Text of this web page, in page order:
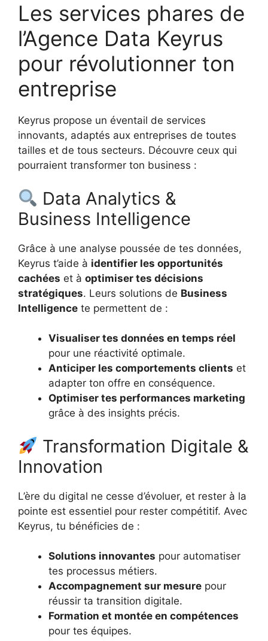
Les services phares de
l’Agence Data Keyrus
pour révolutionner ton
entreprise
Keyrus propose un éventail de services
innovants, adaptés aux entreprises de toutes
tailles et de tous secteurs. Découvre ceux qui
pourraient transformer ton business :
Data Analytics &
Business Intelligence
Grâce à une analyse poussée de tes données,
Keyrus t’aide à identifier les opportunités
cachées et à optimiser tes décisions
stratégiques. Leurs solutions de Business
Intelligence te permettent de :
Visualiser tes données en temps réel
pour une réactivité optimale.
Anticiper les comportements clients et
adapter ton offre en conséquence.
Optimiser tes performances marketing
grâce à des insights précis.
Transformation Digitale &
Innovation
L’ère du digital ne cesse d’évoluer, et rester à la
pointe est essentiel pour rester compétitif. Avec
Keyrus, tu bénéficies de :
Solutions innovantes pour automatiser
tes processus métiers.
Accompagnement sur mesure pour
réussir ta transition digitale.
Formation et montée en compétences
pour tes équipes.